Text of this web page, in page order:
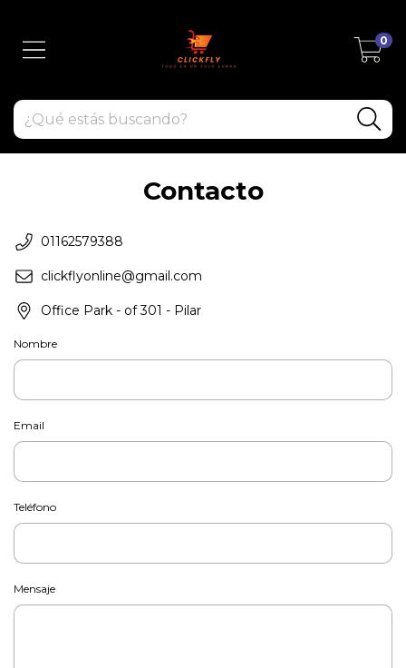
0
Contacto
01162579388
clickflyonline@gmail.com
Office Park - of 301 - Pilar
Nombre
Email
Teléfono
Mensaje